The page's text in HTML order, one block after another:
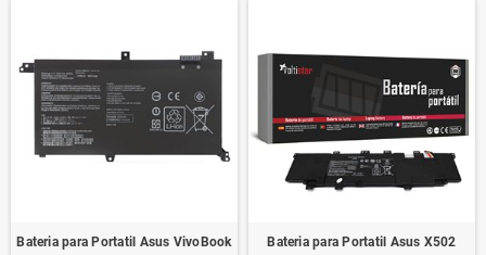
Bateria para Portatil Asus VivoBook
Bateria para Portatil Asus X502